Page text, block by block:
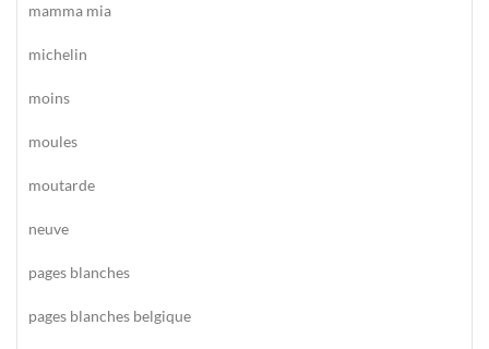
mamma mia
michelin
moins
moules
moutarde
neuve
pages blanches
pages blanches belgique